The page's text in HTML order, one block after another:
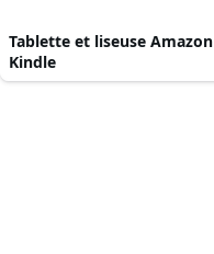
Tablette et liseuse Amazon
Kindle